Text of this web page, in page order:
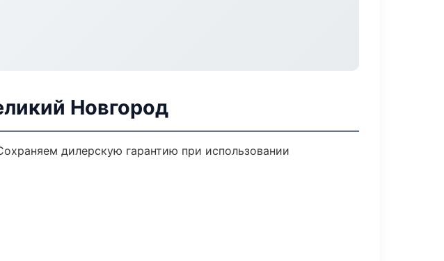
Новгород
дилерскую гарантию при использовании